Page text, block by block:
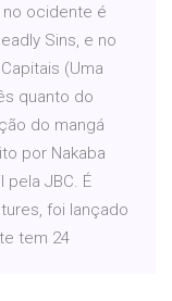
no ocidente é
Sins, e no
(Uma
quanto do
do mangá
por Nakaba
pela JBC. É
foi lançado
tem 24